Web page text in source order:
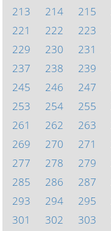
213
214 215
221
222 223
229
230 231
237
238 239
245
246 247
253
254 255
261
262 263
269
270 271
277
278 279
285
286 287
293
294 295
301
302 303